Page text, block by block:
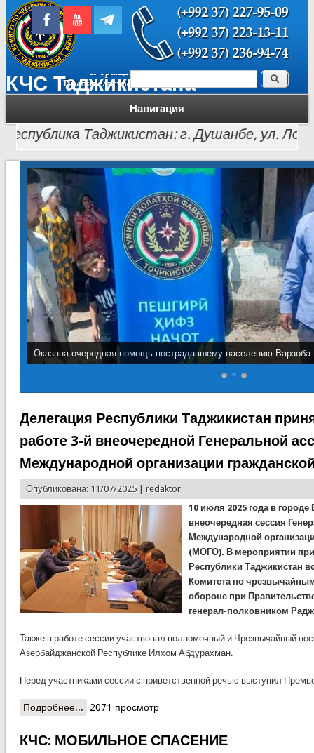
КЧС Таджикистана
Навигация
Форма поиска Поиск
Таджикистан: г. Душанбе, ул. Лохути,
Оказана очередная помощь пострадавшему населению Варзоба
Делегация Республики Таджикистан
работе 3-й внеочередной Генеральной
Международной организации
Опубликована: 11/07/2025 | redaktor
10 июля 2025 года в городе
внеочередная сессия
Международной
(МОГО). В мероприятии
Республики Таджикистан
Комитета по
обороне при
генерал-полковником
Также в работе сессии участвовал полномочный и Чрезвычайный
Азербайджанской Республике Илхом Абдурахман.
Перед участниками сессии с приветственной речью выступил
Подробнее... о Делегация Республики Таджикистан приняла
ассамблеи Международной организации
2071 просмотр
КЧС: МОБИЛЬНОЕ СПАСЕНИЕ